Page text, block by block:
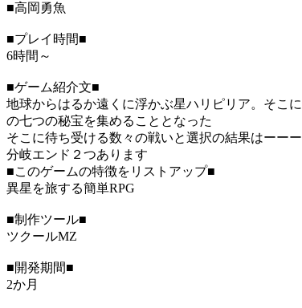
■高岡勇魚
■プレイ時間■
6時間～
■ゲーム紹介文■
地球からはるか遠くに浮かぶ星ハリピリア。そこ
の七つの秘宝を集めることとなった
そこに待ち受ける数々の戦いと選択の結果はーーー
分岐エンド２つあります
■このゲームの特徴をリストアップ■
異星を旅する簡単RPG
■制作ツール■
ツクールMZ
■開発期間■
2か月